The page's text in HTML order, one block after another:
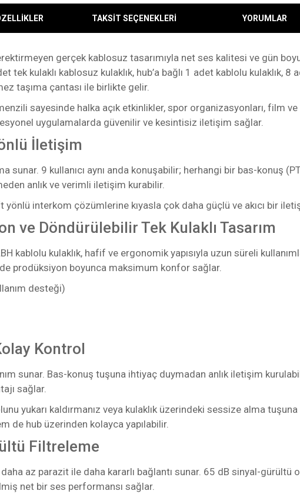
TAKSİT SEÇENEKLERİ YORUMLAR
gerçek kablosuz tasarımıyla net ses kalitesi ve gün
kulaklı kablosuz kulaklık, hub’a bağlı 1 adet kablolu kulaklık,
taşıma çantası ile birlikte gelir.
sayesinde halka açık etkinlikler, spor organizasyonları, film
uygulamalarda güvenilir ve kesintisiz iletişim sağlar.
İletişim
9 kullanıcı aynı anda konuşabilir; herhangi bir bas-konuş
anlık ve verimli iletişim kurabilir.
yönlü interkom çözümlerine kıyasla çok daha güçlü ve akıcı bir
ve Döndürülebilir Tek Kulaklı Tasarım
kablolu kulaklık, hafif ve ergonomik yapısıyla uzun süreli
prodüksiyon boyunca maksimum konfor sağlar.
desteği)
Kontrol
sunar. Bas-konuş tuşuna ihtiyaç duymadan anlık iletişim
sağlar.
yukarı kaldırmanız veya kulaklık üzerindeki sessize alma
de hub üzerinden kolayca yapılabilir.
Filtreleme
az parazit ile daha kararlı bağlantı sunar. 65 dB sinyal-gürültü
net bir ses performansı sağlar.